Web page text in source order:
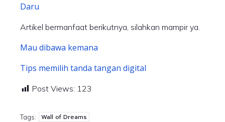
Daru
Artikel bermanfaat berikutnya, silahkan mampir ya.
Mau dibawa kemana
Tips memilih tanda tangan digital
Post Views: 123
Tags: Wall of Dreams